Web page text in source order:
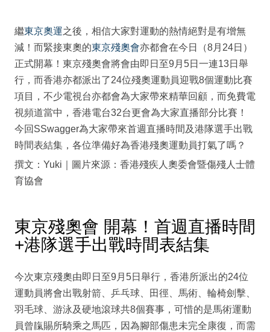
繼東京奧運之後，相信大家對運動的熱情絕對是有增無
減！而緊接東奧的東京殘奧會亦都會在今日（8月24日）
正式開幕！東京殘奧會將會由即日至9月5日一連13日舉
行，而香港亦都派出了24位殘奧運動員迎戰8個運動比賽
項目，不少電視台亦都會為大家帶來精華回顧，而免費電
視頻道當中，香港電台32台更會為大家直播部分比賽！
今回SSwagger為大家帶來首週直播時間及港隊選手出戰
時間表結集，各位準備好為香港殘奧運動員打氣了嗎？
撰文：Yuki｜圖片來源：香港殘疾人奧委會暨傷殘人士體
育協會
東京殘奧會 開幕！首週直播時間
+港隊選手出戰時間表結集
今次東京殘奧由即日至9月5日舉行，香港所派出的24位
運動員將會出戰射箭、乒乓球、田徑、馬術、輪椅劍擊、
羽毛球、游泳及硬地滾球共8個賽事，可惜的是馬術運動
員曾靝賜所騎乘之馬匹，因為腳部傷患未完全康復，而需